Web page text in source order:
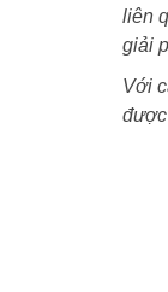
liên
giải
Với
được